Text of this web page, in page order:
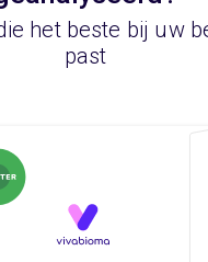
het beste bij uw
past